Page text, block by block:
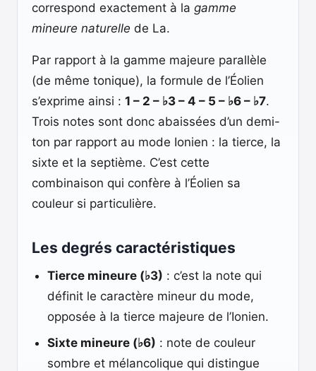
correspond exactement à la gamme
mineure naturelle de La.
Par rapport à la gamme majeure parallèle
(de même tonique), la formule de l’Éolien
s’exprime ainsi : 1 – 2 – ♭3 – 4 – 5 – ♭6 – ♭7.
Trois notes sont donc abaissées d’un demi-
ton par rapport au mode Ionien : la tierce, la
sixte et la septième. C’est cette
combinaison qui confère à l’Éolien sa
couleur si particulière.
Les degrés caractéristiques
Tierce mineure (♭3) : c’est la note qui
définit le caractère mineur du mode,
opposée à la tierce majeure de l’Ionien.
Sixte mineure (♭6) : note de couleur
sombre et mélancolique qui distingue